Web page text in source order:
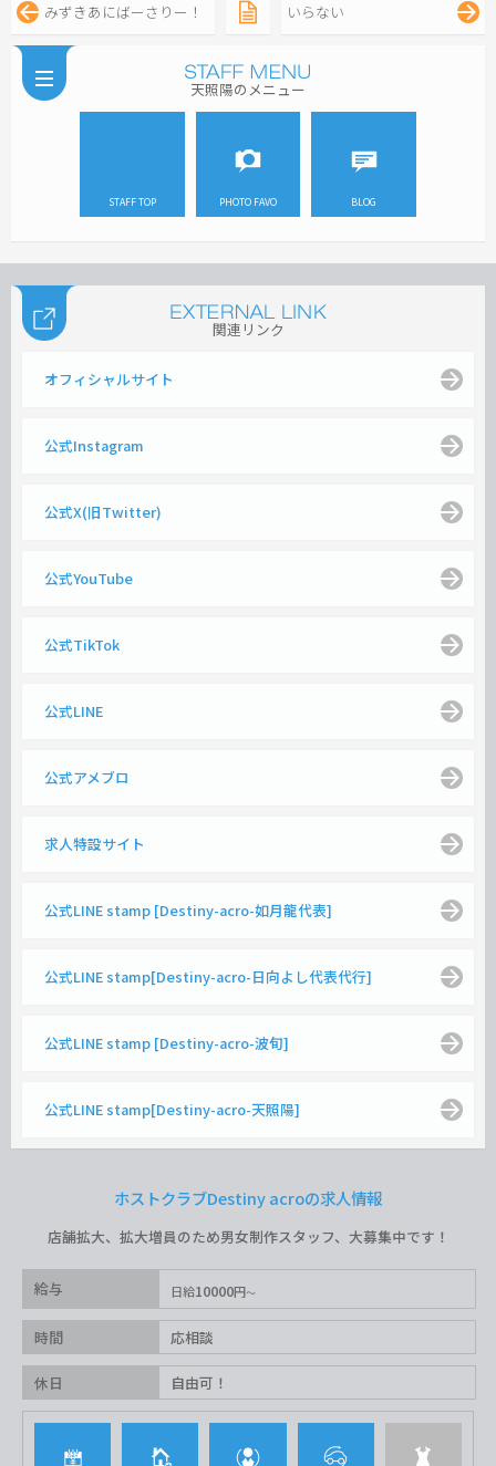
みずきあにばーさりー！ いらない
天照陽のメニュー
STAFF TOP PHOTO FAVO BLOG
関連リンク
オフィシャルサイト
公式Instagram
公式X(旧Twitter)
公式YouTube
公式TikTok
公式LINE
公式アメブロ
求人特設サイト
公式LINE stamp [Destiny-acro-如月龍代表]
公式LINE stamp[Destiny-acro-日向よし代表代行]
公式LINE stamp [Destiny-acro-波旬]
公式LINE stamp[Destiny-acro-天照陽]
ホストクラブDestiny acroの求人情報
店舗拡大、拡大増員のため男女制作スタッフ、大募集中です！
給与 日給10000円
時間 応相談
休日 自由可！